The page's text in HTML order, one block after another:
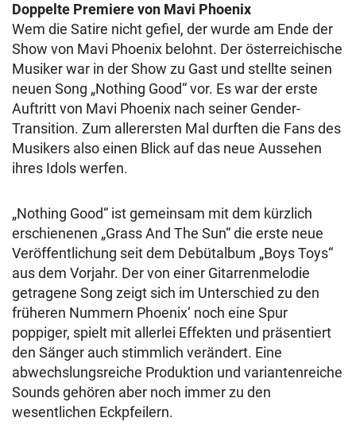
Doppelte Premiere von Mavi Phoenix
Wem die Satire nicht gefiel, der wurde am Ende der
Show von Mavi Phoenix belohnt. Der österreichische
Musiker war in der Show zu Gast und stellte seinen
neuen Song „Nothing Good“ vor. Es war der erste
Auftritt von Mavi Phoenix nach seiner Gender-
Transition. Zum allerersten Mal durften die Fans des
Musikers also einen Blick auf das neue Aussehen
ihres Idols werfen.
„Nothing Good“ ist gemeinsam mit dem kürzlich
erschienenen „Grass And The Sun“ die erste neue
Veröffentlichung seit dem Debütalbum „Boys Toys“
aus dem Vorjahr. Der von einer Gitarrenmelodie
getragene Song zeigt sich im Unterschied zu den
früheren Nummern Phoenix‘ noch eine Spur
poppiger, spielt mit allerlei Effekten und präsentiert
den Sänger auch stimmlich verändert. Eine
abwechslungsreiche Produktion und variantenreiche
Sounds gehören aber noch immer zu den
wesentlichen Eckpfeilern.